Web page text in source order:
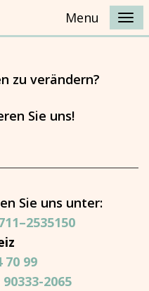
Menu
zu verändern?
Sie uns!
Sie uns unter:
70 99
90333-2065